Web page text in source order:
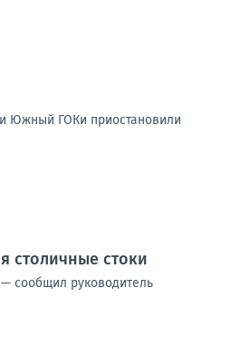
Южный ГОКи приостановили
столичные стоки
сообщил руководитель